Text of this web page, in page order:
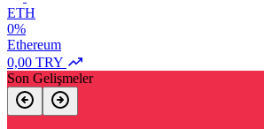
ETH
0%
Ethereum
0,00 TRY
Son Gelişmeler